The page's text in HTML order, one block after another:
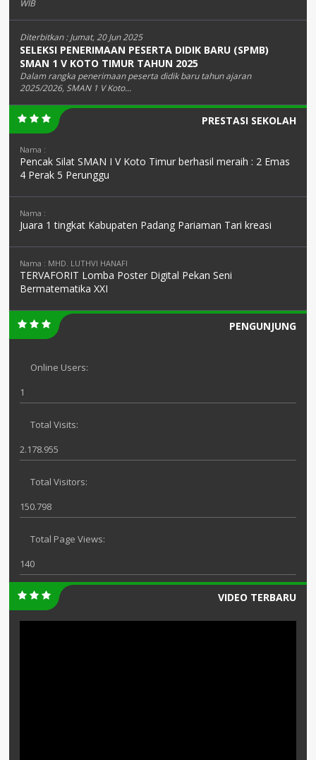
WIB
Diterbitkan :Jumat, 20 Jun 2025
SELEKSI PENERIMAAN PESERTA DIDIK BARU (SPMB)
SMAN 1 V KOTO TIMUR TAHUN 2025
Dalam rangka penerimaan peserta didik baru tahun ajaran
2025/2026, SMAN 1 V Koto...
PRESTASI SEKOLAH
Nama :
Pencak Silat SMAN I V Koto Timur berhasil meraih : 2 Emas
4 Perak 5 Perunggu
Nama :
Juara 1 tingkat Kabupaten Padang Pariaman Tari kreasi
Nama : MHD. LUTHVI HANAFI
TERVAFORIT Lomba Poster Digital Pekan Seni
Bermatematika XXI
PENGUNJUNG
Online Users:
1
Total Visits:
2.178.955
Total Visitors:
150.798
Total Page Views:
140
VIDEO TERBARU